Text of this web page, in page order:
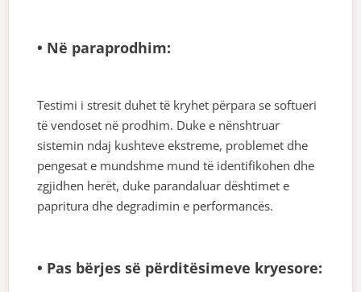
• Në paraprodhim:
Testimi i stresit duhet të kryhet përpara se softueri
të vendoset në prodhim. Duke e nënshtruar
sistemin ndaj kushteve ekstreme, problemet dhe
pengesat e mundshme mund të identifikohen dhe
zgjidhen herët, duke parandaluar dështimet e
papritura dhe degradimin e performancës.
• Pas bërjes së përditësimeve kryesore: